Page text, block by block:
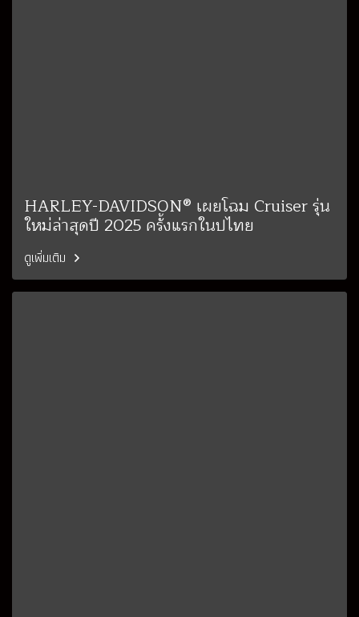
HARLEY-DAVIDSON® เผยโฉม Cruiser รุ่น
ใหม่ล่าสุดปี 2025 ครั้งแรกในปไทย
ดูเพิ่มเติม